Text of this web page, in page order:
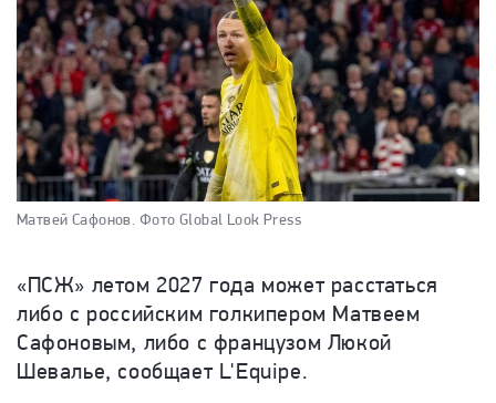
Матвей Сафонов. Фото Global Look Press
«ПСЖ» летом 2027 года может расстаться
либо с российским голкипером Матвеем
Сафоновым, либо с французом Люкой
Шевалье, сообщает L'Equipe.